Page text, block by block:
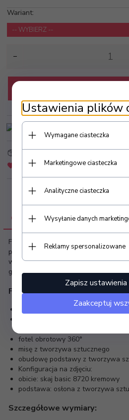
OPIS PRODUKTU
Fotel posiada trwałe mechanizmy, a
podnóżka zapewnia osobie
wygodną postawę podczas pracy.
gwarancją.
Fotel podologiczny HIRO
regulację manualną wysokości
składa się i rozkłada podczas
fotel obrotowy 360°
misę z tworzywa sztucznego
obudowę podstawy z tworzywa
Konfiguracja na zdjęciu:
obicie: skaj basic 8720 kremowy
podstawa: osłona z tworzywa
Szczegółowe wymiary:
Wariant:
-- WYBIERZ --
Dodaj do schowka
Ustawienia plików
Wymagane ciasteczka
Marketingowe ciasteczka
Analityczne ciasteczka
Wysyłanie danych
Reklamy spersonalizowane
Zapisz ustawienia
Zaakceptuj